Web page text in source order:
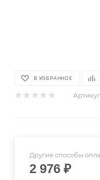
В ИЗБРАННОЕ
Другие способы
2 976 ₽